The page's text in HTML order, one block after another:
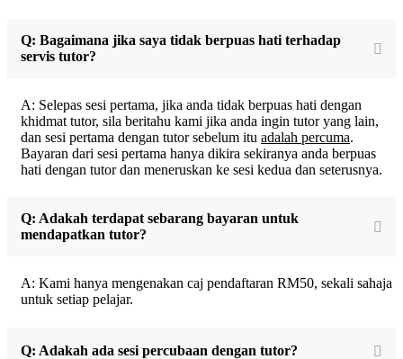
Q: Bagaimana jika saya tidak berpuas hati terhadap
servis tutor?
A: Selepas sesi pertama, jika anda tidak berpuas hati dengan
khidmat tutor, sila beritahu kami jika anda ingin tutor yang lain,
dan sesi pertama dengan tutor sebelum itu adalah percuma.
Bayaran dari sesi pertama hanya dikira sekiranya anda berpuas
hati dengan tutor dan meneruskan ke sesi kedua dan seterusnya.
Q: Adakah terdapat sebarang bayaran untuk
mendapatkan tutor?
A: Kami hanya mengenakan caj pendaftaran RM50, sekali sahaja
untuk setiap pelajar.
Q: Adakah ada sesi percubaan dengan tutor?